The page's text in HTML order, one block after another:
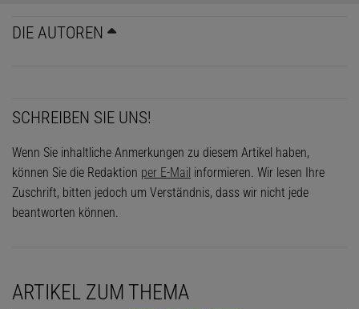
DIE AUTOREN
SCHREIBEN SIE UNS!
Wenn Sie inhaltliche Anmerkungen zu diesem Artikel haben,
können Sie die Redaktion per E-Mail informieren. Wir lesen Ihre
Zuschrift, bitten jedoch um Verständnis, dass wir nicht jede
beantworten können.
ARTIKEL ZUM THEMA